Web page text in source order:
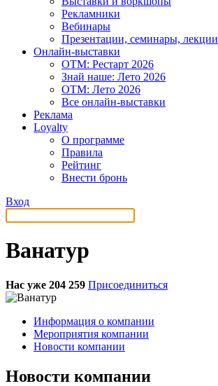
Рекламники
Вебинары
Презентации, семинары, лекции
Онлайн-выставки
OTM: Рестарт 2026
Знай наше: Лето 2026
OTM: Лето 2026
Все онлайн-выставки
Реклама
Loyalty
О программе
Правила
Рейтинг
Внести бронь
Вход
Ванатур
Нас уже 204 259 Присоединиться
Информация о компании
Мероприятия компании
Новости компании
Новости компании